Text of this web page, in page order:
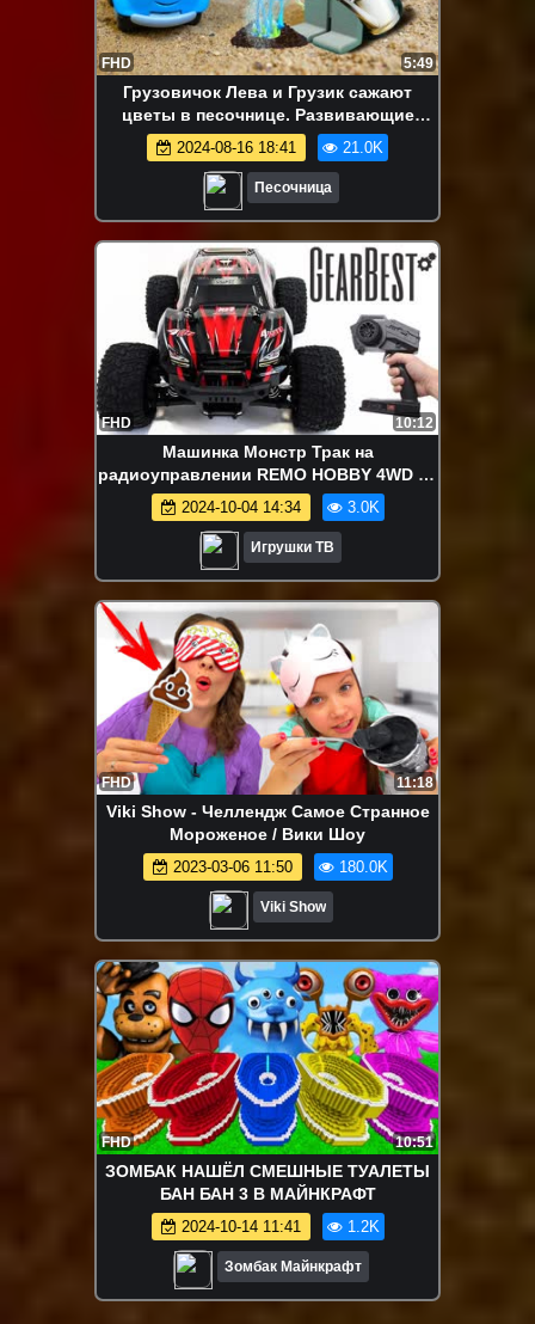
FHD 5:49
Грузовичок Лева и Грузик сажают
цветы в песочнице. Развивающие
видео для детей про машинки и песок
2024-08-16 18:41 21.0K
Песочница
FHD 10:12
Машинка Монстр Трак на
радиоуправлении REMO HOBBY 4WD от
GearBest Обзор Распаковка и Гонки
2024-10-04 14:34 3.0K
Игрушки ТВ
FHD 11:18
Viki Show - Челлендж Самое Странное
Мороженое / Вики Шоу
2023-03-06 11:50 180.0K
Viki Show
FHD 10:51
ЗОМБАК НАШЁЛ СМЕШНЫЕ ТУАЛЕТЫ
БАН БАН 3 В МАЙНКРАФТ
2024-10-14 11:41 1.2K
Зомбак Майнкрафт